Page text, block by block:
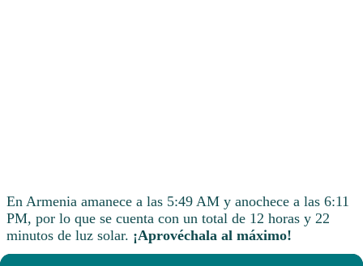
En Armenia amanece a las 5:49 AM y anochece a las 6:11
PM, por lo que se cuenta con un total de 12 horas y 22
minutos de luz solar. ¡Aprovéchala al máximo!